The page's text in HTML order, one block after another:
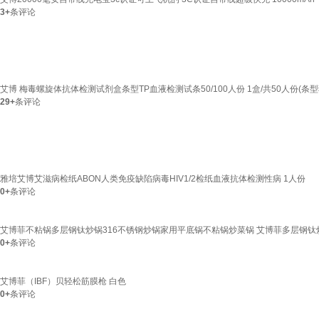
3+条评论
艾博 梅毒螺旋体抗体检测试剂盒条型TP血液检测试条50/100人份 1盒/共50人份(条
29+条评论
雅培艾博艾滋病检纸ABON人类免疫缺陷病毒HIV1/2检纸血液抗体检测性病 1人份
0+条评论
艾博菲不粘锅多层钢钛炒锅316不锈钢炒锅家用平底锅不粘锅炒菜锅 艾博菲多层钢钛
0+条评论
艾博菲（IBF）贝轻松筋膜枪 白色
0+条评论